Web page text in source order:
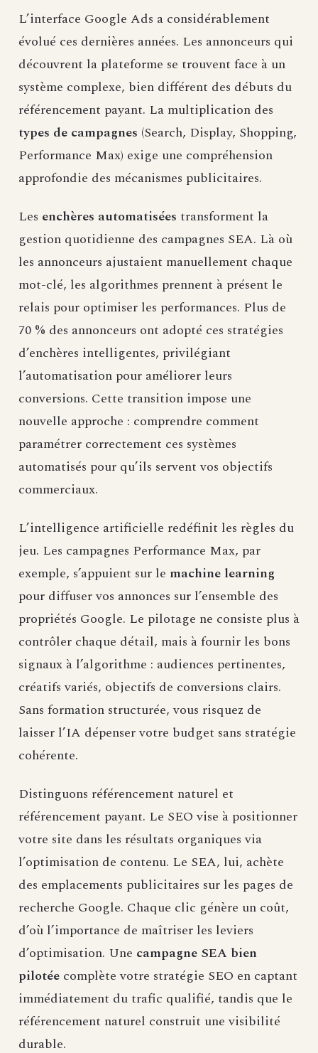
L’interface Google Ads a considérablement
évolué ces dernières années. Les annonceurs qui
découvrent la plateforme se trouvent face à un
système complexe, bien différent des débuts du
référencement payant. La multiplication des
types de campagnes (Search, Display, Shopping,
Performance Max) exige une compréhension
approfondie des mécanismes publicitaires.
Les enchères automatisées transforment la
gestion quotidienne des campagnes SEA. Là où
les annonceurs ajustaient manuellement chaque
mot-clé, les algorithmes prennent à présent le
relais pour optimiser les performances. Plus de
70 % des annonceurs ont adopté ces stratégies
d’enchères intelligentes, privilégiant
l’automatisation pour améliorer leurs
conversions. Cette transition impose une
nouvelle approche : comprendre comment
paramétrer correctement ces systèmes
automatisés pour qu’ils servent vos objectifs
commerciaux.
L’intelligence artificielle redéfinit les règles du
jeu. Les campagnes Performance Max, par
exemple, s’appuient sur le machine learning
pour diffuser vos annonces sur l’ensemble des
propriétés Google. Le pilotage ne consiste plus à
contrôler chaque détail, mais à fournir les bons
signaux à l’algorithme : audiences pertinentes,
créatifs variés, objectifs de conversions clairs.
Sans formation structurée, vous risquez de
laisser l’IA dépenser votre budget sans stratégie
cohérente.
Distinguons référencement naturel et
référencement payant. Le SEO vise à positionner
votre site dans les résultats organiques via
l’optimisation de contenu. Le SEA, lui, achète
des emplacements publicitaires sur les pages de
recherche Google. Chaque clic génère un coût,
d’où l’importance de maîtriser les leviers
d’optimisation. Une campagne SEA bien
pilotée complète votre stratégie SEO en captant
immédiatement du trafic qualifié, tandis que le
référencement naturel construit une visibilité
durable.